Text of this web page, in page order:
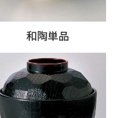
和陶単品